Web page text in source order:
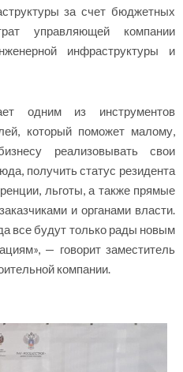
за счет бюджетных
управляющей компании
инфраструктуры и
одним из инструментов
который поможет малому,
реализовывать свои
получить статус резидента
льготы, а также прямые
и органами власти.
все будут только рады новым
— говорит заместитель
компании.